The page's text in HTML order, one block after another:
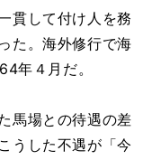
貫して付け人を務
た。海外修行で海
年４月だ。
馬場との待遇の差
うした不遇が「今